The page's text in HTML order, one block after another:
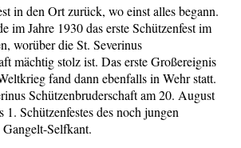
in den Ort zurück, wo einst alles begann.
im Jahre 1930 das erste Schützenfest im
worüber die St. Severinus
mächtig stolz ist. Das erste Großereignis
fand dann ebenfalls in Wehr statt.
Schützenbruderschaft am 20. August
1. Schützenfestes des noch jungen
Gangelt-Selfkant.